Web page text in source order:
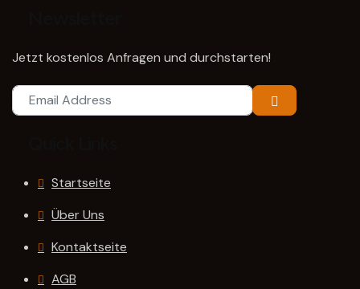
Jetzt kostenlos Anfragen und durchstarten!
Startseite
Über Uns
Kontaktseite
AGB